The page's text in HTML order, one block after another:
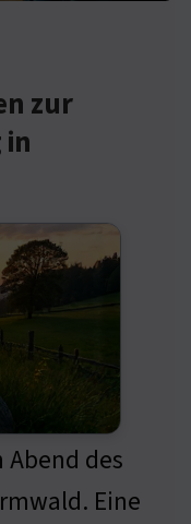
zur
des
Eine